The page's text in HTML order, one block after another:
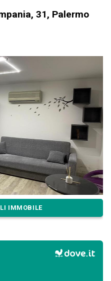
31, Palermo
IMMOBILE